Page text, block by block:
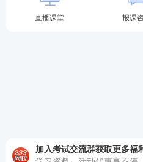
备考刷题：233网校APP可
直播课堂 报课
加入考试交流群获取更多福